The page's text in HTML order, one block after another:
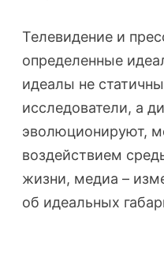
Телевидение и
определенные
идеалы не
исследователи, а
эволюционируют,
воздействием
жизни, медиа –
об идеальных